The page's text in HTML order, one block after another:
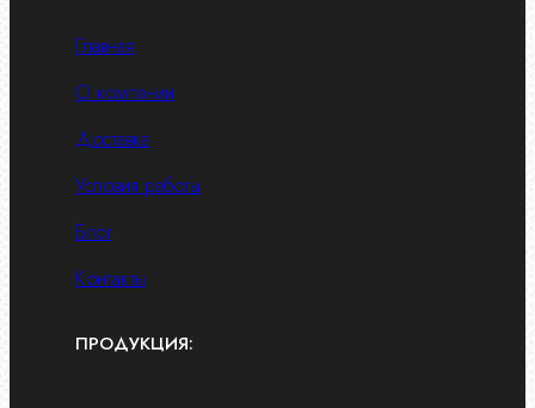
Главная
О компании
Доставка
Условия работы
Блог
Контакты
ПРОДУКЦИЯ: